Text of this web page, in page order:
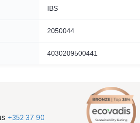
IBS
2050044
4030209500441
+352 37 90